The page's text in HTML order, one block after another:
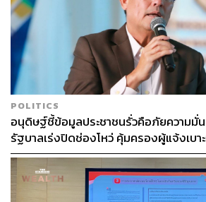
POLITICS
อนุดิษฐ์ชี้ข้อมูลประชาชนรั่วคือภัยความมั่
รัฐบาลเร่งปิดช่องโหว่ คุ้มครองผู้แจ้งเบา
ไซเบอร์